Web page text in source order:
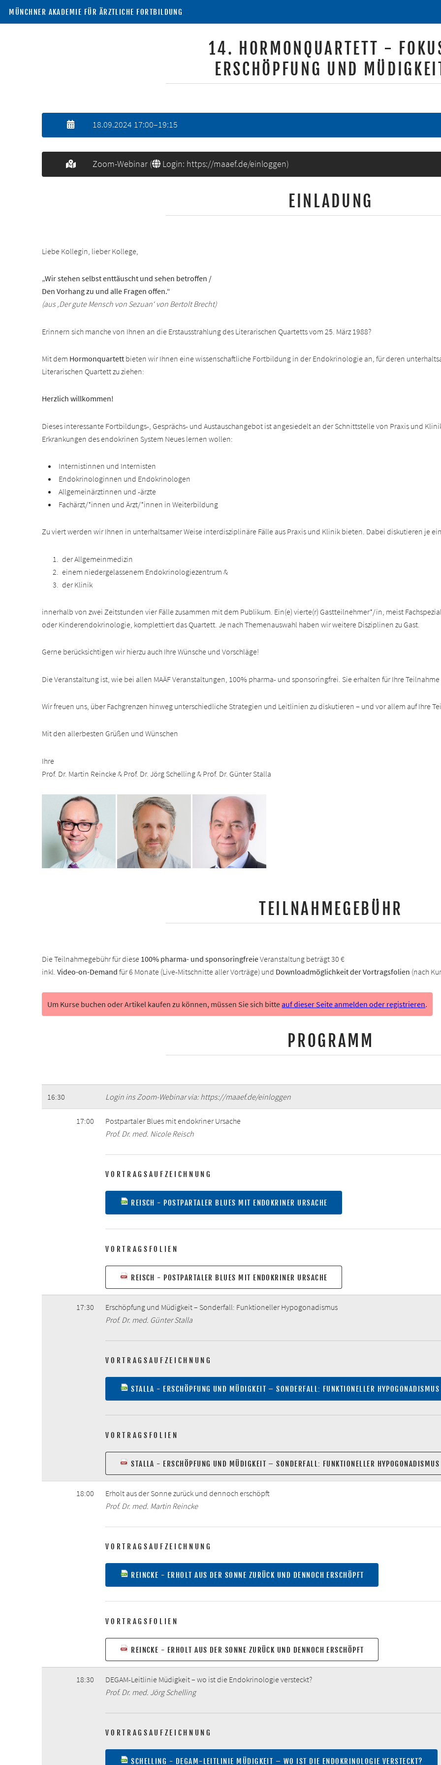
MÜNCHNER AKADEMIE FÜR ÄRZTLICHE FORTBILDUNG
14. HORMONQUARTETT -
ERSCHÖPFUNG UND
18.09.2024 17:00–19:15
Zoom-Webinar ( Login: https://maaef.de/einloggen)
EINLADUNG
Liebe Kollegin, lieber Kollege,
„Wir stehen selbst enttäuscht und sehen betroffen /
Den Vorhang zu und alle Fragen offen.“
(aus ‚Der gute Mensch von Sezuan‘ von Bertolt Brecht)
Erinnern sich manche von Ihnen an die Erstausstrahlung des Literarischen Quartetts vom 25. März 1988?
Mit dem Hormonquartett bieten wir Ihnen eine wissenschaftliche Fortbildung in der Endokrinologie an, für deren
Literarischen Quartett zu ziehen:
Herzlich willkommen!
Dieses interessante Fortbildungs-, Gesprächs- und Austauschangebot ist angesiedelt an der Schnittstelle von Praxis und
Erkrankungen des endokrinen System Neues lernen wollen:
Internistinnen und Internisten
Endokrinologinnen und Endokrinologen
Allgemeinärztinnen und -ärzte
Fachärzt/*innen und Ärzt/*innen in Weiterbildung
Zu viert werden wir Ihnen in unterhaltsamer Weise interdisziplinäre Fälle aus Praxis und Klinik bieten. Dabei diskutieren je
der Allgemeinmedizin
einem niedergelassenem Endokrinologiezentrum &
der Klinik
innerhalb von zwei Zeitstunden vier Fälle zusammen mit dem Publikum. Ein(e) vierte(r) Gastteilnehmer*/in, meist
oder Kinderendokrinologie, komplettiert das Quartett. Je nach Themenauswahl haben wir weitere Disziplinen zu Gast.
Gerne berücksichtigen wir hierzu auch Ihre Wünsche und Vorschläge!
Die Veranstaltung ist, wie bei allen MAÄF Veranstaltungen, 100% pharma- und sponsoringfrei. Sie erhalten für Ihre Teilnahme
Wir freuen uns, über Fachgrenzen hinweg unterschiedliche Strategien und Leitlinien zu diskutieren – und vor allem auf Ihre
Mit den allerbesten Grüßen und Wünschen
Ihre
Prof. Dr. Martin Reincke & Prof. Dr. Jörg Schelling & Prof. Dr. Günter Stalla
TEILNAHMEGEBÜHR
Die Teilnahmegebühr für diese 100% pharma- und sponsoringfreieVeranstaltung beträgt 30 €
inkl.Video-on-Demand für 6 Monate (Live-Mitschnitte aller Vorträge) und Downloadmöglichkeit der Vortragsfolien (nach
Um Kurse buchen oder Artikel kaufen zu können, müssen Sie sich bitteauf dieser Seite anmelden oder registrieren.
PROGRAMM
16:30 Login ins Zoom-Webinar via: https://maaef.de/einloggen
17:00
Postpartaler Blues mit endokriner Ursache
Prof. Dr. med. Nicole Reisch
VORTRAGSAUFZEICHNUNG
REISCH - POSTPARTALER BLUES MIT ENDOKRINER URSACHE
VORTRAGSFOLIEN
REISCH - POSTPARTALER BLUES MIT ENDOKRINER URSACHE
17:30
Erschöpfung und Müdigkeit – Sonderfall: Funktioneller Hypogonadismus
Prof. Dr. med. Günter Stalla
VORTRAGSAUFZEICHNUNG
STALLA - ERSCHÖPFUNG UND MÜDIGKEIT – SONDERFALL: FUNKTIONELLER HYPOGONADISMUS
VORTRAGSFOLIEN
STALLA - ERSCHÖPFUNG UND MÜDIGKEIT – SONDERFALL: FUNKTIONELLER HYPOGONADISMUS
18:00
Erholt aus der Sonne zurück und dennoch erschöpft
Prof. Dr. med. Martin Reincke
VORTRAGSAUFZEICHNUNG
REINCKE - ERHOLT AUS DER SONNE ZURÜCK UND DENNOCH ERSCHÖPFT
VORTRAGSFOLIEN
REINCKE - ERHOLT AUS DER SONNE ZURÜCK UND DENNOCH ERSCHÖPFT
18:30
DEGAM-Leitlinie Müdigkeit – wo ist die Endokrinologie versteckt?
Prof. Dr. med. Jörg Schelling
VORTRAGSAUFZEICHNUNG
SCHELLING - DEGAM-LEITLINIE MÜDIGKEIT – WO IST DIE ENDOKRINOLOGIE VERSTECKT?